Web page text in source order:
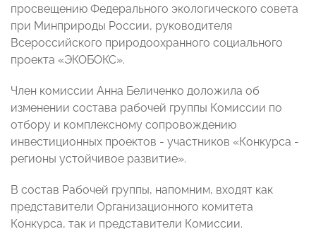
просвещению Федерального экологического совета
при Минприроды России, руководителя
Всероссийского природоохранного социального
проекта «ЭКОБОКС».
Член комиссии Анна Беличенко доложила об
изменении состава рабочей группы Комиссии по
отбору и комплексному сопровождению
инвестиционных проектов - участников «Конкурса -
регионы устойчивое развитие».
В состав Рабочей группы, напомним, входят как
представители Организационного комитета
Конкурса, так и представители Комиссии.